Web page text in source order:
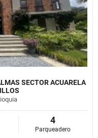
SECTOR ACUARELA
4
Parqueadero